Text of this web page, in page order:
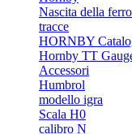
Nascita della
tracce
HORNBY
Hornby TT
Accessori
Humbrol
modello igra
Scala H0
calibro N